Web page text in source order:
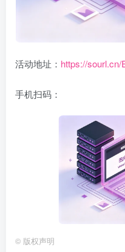
活动地址： https://sourl.cn/
手机扫码：
© 版权声明